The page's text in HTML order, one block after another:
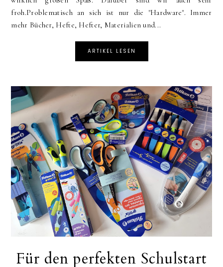
froh.Problematisch an sich ist nur die "Hardware". Immer
mehr Bücher, Hefte, Hefter, Materialien und...
ARTIKEL LESEN
Für den perfekten Schulstart